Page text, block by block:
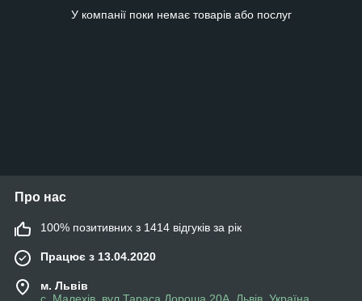
У компанії поки немає товарів або послуг
Про нас
100% позитивних з 1414 відгуків за рік
Працює з 13.04.2020
м. Львів